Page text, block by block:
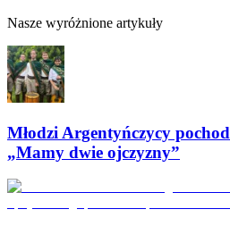
Nasze wyróżnione artykuły
Młodzi Argentyńczycy
„Mamy dwie ojczyzny”